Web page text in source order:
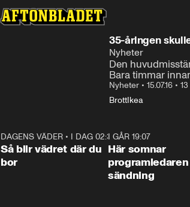
35-åringen
Nyheter
Den
Bara timmar
Nyheter • 15.07.16 •
BrottIkea
1:06
DAGENS VÄDER • I DAG 02:30
Så blir vädret där du
bor
I GÅR 19:07
Här somnar
sändning